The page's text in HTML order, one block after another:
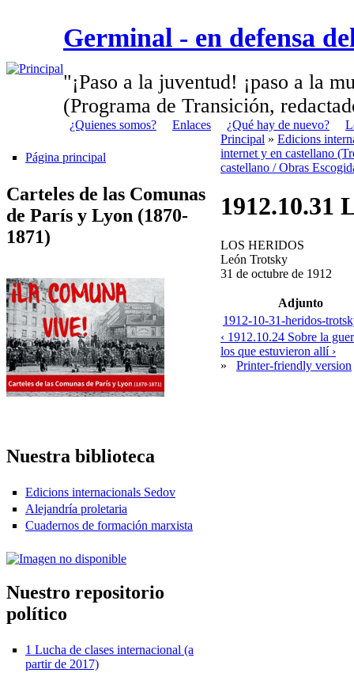
Germinal - en defensa
"¡Paso a la juventud! ¡paso a la
(Programa de Transición,
¿Quienes somos? Enlaces ¿Qué hay de nuevo?
Página principal
Carteles de las Comunas
de París y Lyon (1870-
1871)
Nuestra biblioteca
Edicions internacionals Sedov
Alejandría proletaria
Cuadernos de formación marxista
Nuestro repositorio
político
1 Lucha de clases internacional (a
partir de 2017)
Principal » Edicions
internet y en castellano
castellano / Obras
1912.10.31
LOS HERIDOS
León Trotsky
31 de octubre de 1912
Adjunto
1912-10-31-heridos-
‹ 1912.10.24 Sobre la
los que estuvieron allí ›
»
Printer-friendly version